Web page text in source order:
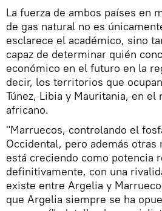
La fuerza de ambos países en
de gas natural no es
esclarece el académico, sino
capaz de determinar quién
económico en el futuro en la
decir, los territorios que
Túnez, Libia y Mauritania, en el
africano.
"Marruecos, controlando el
Occidental, pero además otras
está creciendo como potencia
definitivamente, con una
existe entre Argelia y
que Argelia siempre se ha